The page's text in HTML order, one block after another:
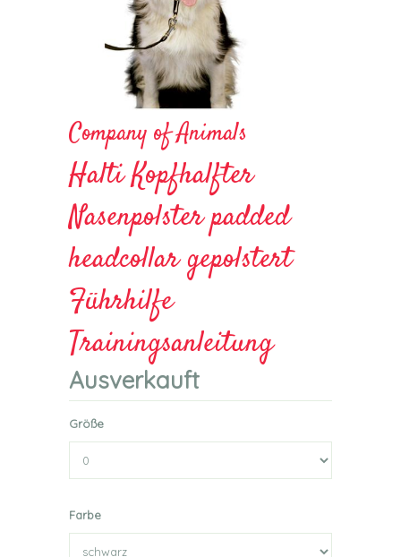
Company of Animals
Halti Kopfhalfter
Nasenpolster padded
headcollar gepolstert
Führhilfe
Trainingsanleitung
Ausverkauft
Größe
Farbe